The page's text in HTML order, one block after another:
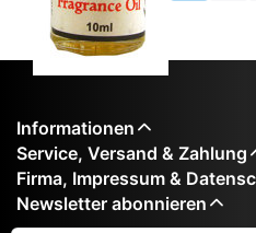
Informationen
Service, Versand & Zahlung
Firma, Impressum &
Newsletter abonnieren